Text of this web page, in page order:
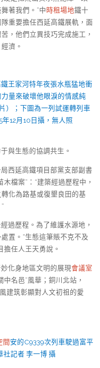
著我們。”中時租場地鐵十
重要擔任西延高鐵展軌，面
，他們立異技巧完成施工，
濟。
王家河特年夜張水瓶猛地衝
量來破壞他眼淚的情感純
）；下圖為一列試運轉列車
12月10日攝，無人照
與生態的協調共生。
西延高鐵項目部黨支部副書
檔案”：“建築經過歷程中，
化為路基或復墾良田的基
過歷程。為了維護水源地，
置。“生態這筆賬不克不及
擔任人王天勇說。
化身地區文明的展現會議室
名邑”風華；銅川北站，
建筑彰顯對人文初祖的愛
間安的C9339次列車駛過富平
社記者 李一博 攝